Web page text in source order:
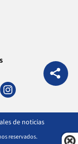
de noticias
reservados.